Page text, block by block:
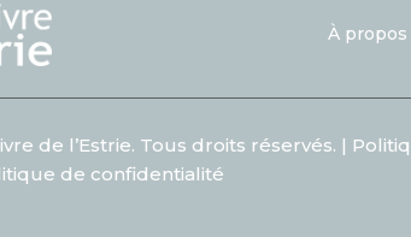
À propos
de l’Estrie. Tous droits réservés. |
de confidentialité